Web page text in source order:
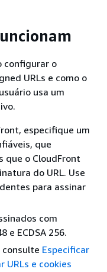
configurar o
URLs e como o
usa um
especifique um
que
que o CloudFront
do URL. Use
para assinar
com
e ECDSA 256.
Especificar
URLs e cookies